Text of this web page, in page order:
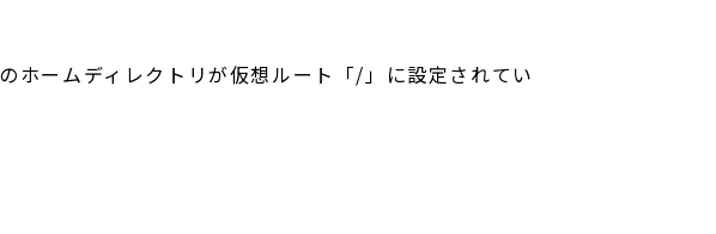
ホームディレクトリが仮想ルート「/」に設定されてい